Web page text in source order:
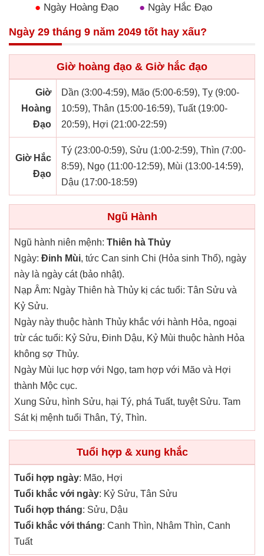
● Ngày Hoàng Đạo ● Ngày Hắc Đạo
Ngày 29 tháng 9 năm 2049 tốt hay xấu?
Giờ hoàng đạo & Giờ hắc đạo
Giờ
Hoàng
Đạo
Dần (3:00-4:59), Mão (5:00-6:59), Tỵ (9:00-
10:59), Thân (15:00-16:59), Tuất (19:00-
20:59), Hợi (21:00-22:59)
Giờ Hắc
Đạo
Tý (23:00-0:59), Sửu (1:00-2:59), Thìn (7:00-
8:59), Ngọ (11:00-12:59), Mùi (13:00-14:59),
Dậu (17:00-18:59)
Ngũ Hành
Ngũ hành niên mệnh: Thiên hà Thủy
Ngày: Đinh Mùi, tức Can sinh Chi (Hỏa sinh Thổ), ngày
này là ngày cát (bảo nhật).
Nạp Âm: Ngày Thiên hà Thủy kị các tuổi: Tân Sửu và
Kỷ Sửu.
Ngày này thuộc hành Thủy khắc với hành Hỏa, ngoại
trừ các tuổi: Kỷ Sửu, Đinh Dậu, Kỷ Mùi thuộc hành Hỏa
không sợ Thủy.
Ngày Mùi lục hợp với Ngọ, tam hợp với Mão và Hợi
thành Mộc cục.
Xung Sửu, hình Sửu, hại Tý, phá Tuất, tuyệt Sửu. Tam
Sát kị mệnh tuổi Thân, Tý, Thìn.
Tuổi hợp & xung khắc
Tuổi hợp ngày: Mão, Hợi
Tuổi khắc với ngày: Kỷ Sửu, Tân Sửu
Tuổi hợp tháng: Sửu, Dậu
Tuổi khắc với tháng: Canh Thìn, Nhâm Thìn, Canh
Tuất